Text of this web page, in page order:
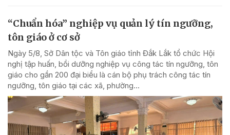
“Chuẩn hóa” nghiệp vụ quản lý tín ngưỡng,
tôn giáo ở cơ sở
Ngày 5/8, Sở Dân tộc và Tôn giáo tỉnh Đắk Lắk tổ chức Hội
nghị tập huấn, bồi dưỡng nghiệp vụ công tác tín ngưỡng, tôn
giáo cho gần 200 đại biểu là cán bộ phụ trách công tác tín
ngưỡng, tôn giáo tại các xã, phường...